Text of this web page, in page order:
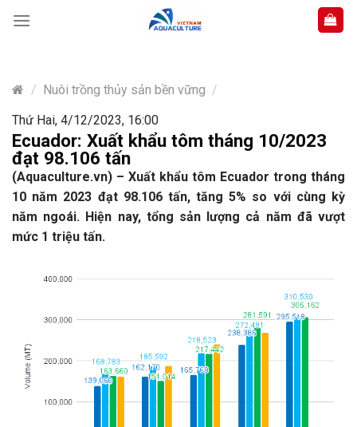
content
/ Nuôi trồng thủy sản bền vững /
Thứ Hai, 4/12/2023, 16:00
Ecuador: Xuất khẩu tôm tháng 10/2023
đạt 98.106 tấn
(Aquaculture.vn) – Xuất khẩu tôm Ecuador trong tháng
10 năm 2023 đạt 98.106 tấn, tăng 5% so với cùng kỳ
năm ngoái. Hiện nay, tổng sản lượng cả năm đã vượt
mức 1 triệu tấn.